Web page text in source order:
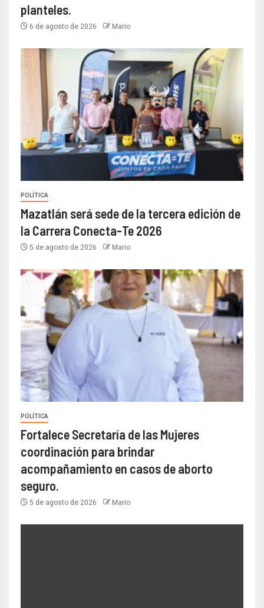
planteles.
6 de agosto de 2026 Mario
POLÍTICA
Mazatlán será sede de la tercera edición de
la Carrera Conecta-Te 2026
5 de agosto de 2026 Mario
POLÍTICA
Fortalece Secretaría de las Mujeres
coordinación para brindar
acompañamiento en casos de aborto
seguro.
5 de agosto de 2026 Mario